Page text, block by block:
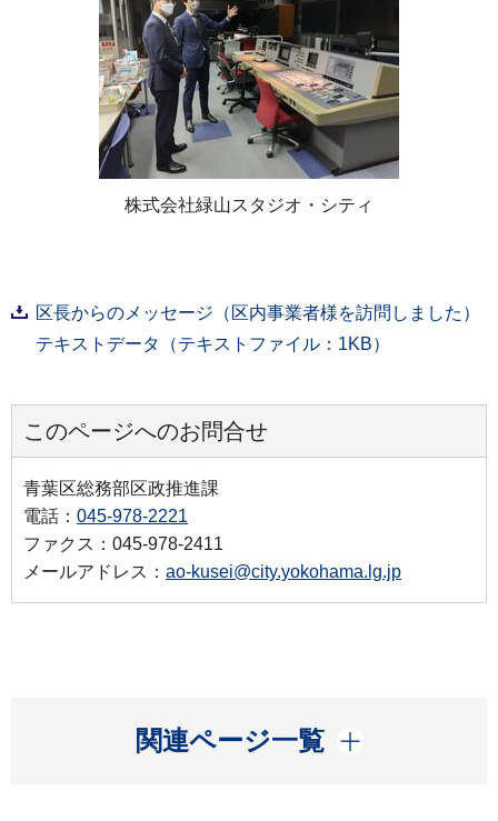
株式会社緑山スタジオ・シティ
区長からのメッセージ（区内事業者様を訪問しました）
テキストデータ（テキストファイル：1KB）
このページへのお問合せ
青葉区総務部区政推進課
電話： 045-978-2221
ファクス：045-978-2411
メールアドレス： ao-kusei@city.yokohama.lg.jp
関連ページ一覧
開く